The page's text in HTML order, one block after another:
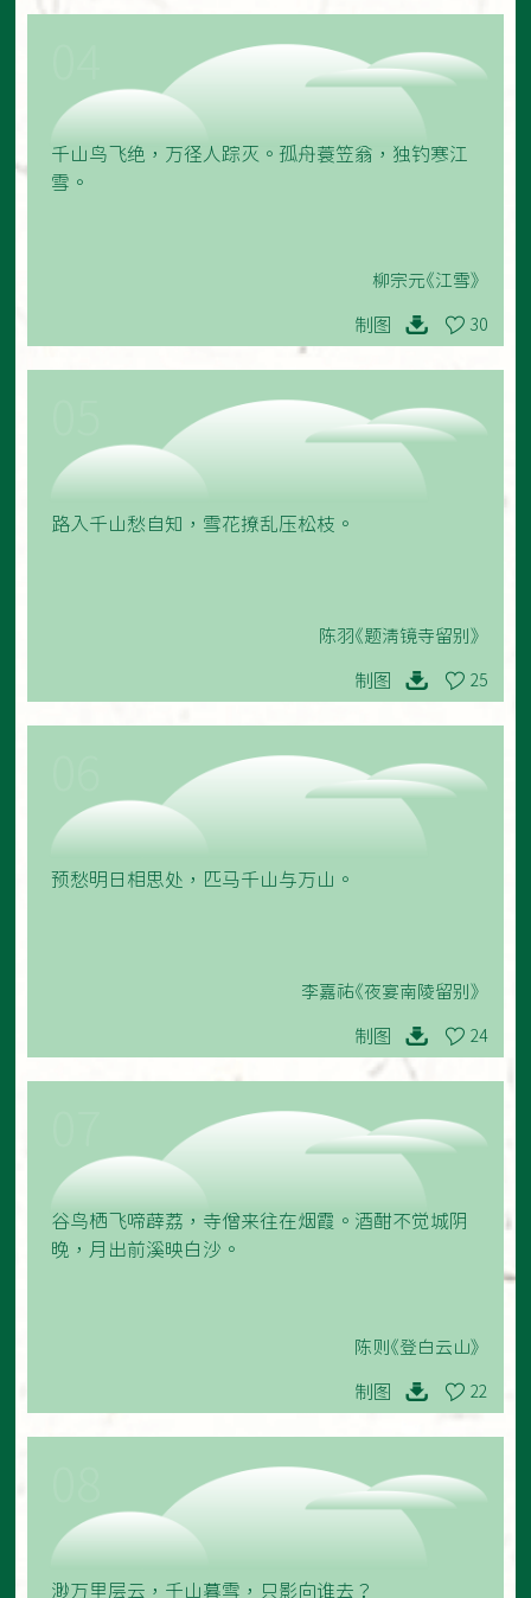
千山鸟飞绝，万径人踪灭。孤舟蓑笠翁，独钓寒江
雪。
柳宗元《江雪》
制图 30
路入千山愁自知，雪花撩乱压松枝。
陈羽《题清镜寺留别》
制图 25
预愁明日相思处，匹马千山与万山。
李嘉祐《夜宴南陵留别》
制图 24
谷鸟栖飞啼薜荔，寺僧来往在烟霞。酒酣不觉城阴
晚，月出前溪映白沙。
陈则《登白云山》
制图 22
渺万里层云，千山暮雪，只影向谁去？